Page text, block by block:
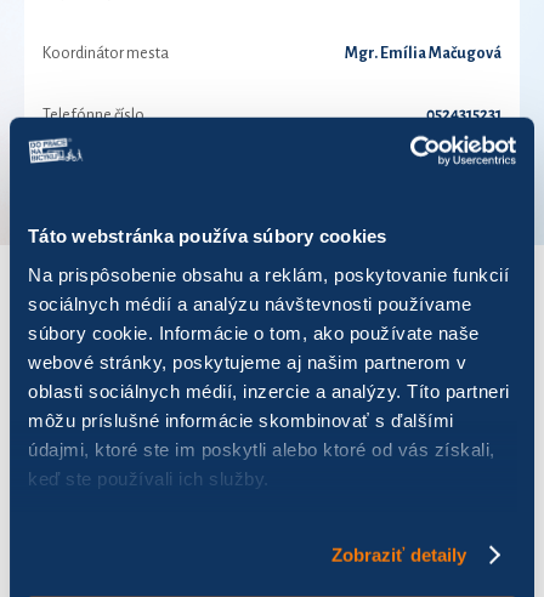
Táto webstránka používa súbory cookies
Na prispôsobenie obsahu a reklám, poskytovanie funkcií
sociálnych médií a analýzu návštevnosti používame
súbory cookie. Informácie o tom, ako používate naše
webové stránky, poskytujeme aj našim partnerom v
oblasti sociálnych médií, inzercie a analýzy. Títo partneri
môžu príslušné informácie skombinovať s ďalšími
údajmi, ktoré ste im poskytli alebo ktoré od vás získali,
keď ste používali ich služby.
Zobraziť detaily
Koordinátor mesta Mgr. Emília Mačugová
Telefónne číslo 0524315231
VÝSLEDKY PRE ROK 2020
Zobraziť výsledkov